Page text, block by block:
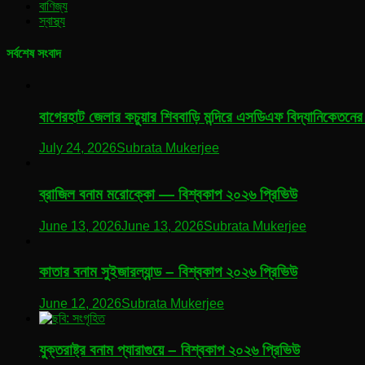
বাণিজ্য
স্বাস্থ্য
সর্বশেষ সংবাদ
বাগেরহাট জেলার কচুয়ার শিববাড়ি মন্দিরে এসডিএফ
July 24, 2026Subrata Mukerjee
ব্রাজিল বনাম মরোক্কো — বিশ্বকাপ ২০২৬ প্রিভিউ
June 13, 2026June 13, 2026Subrata Mukerjee
কাতার বনাম সুইজারল্যান্ড – বিশ্বকাপ ২০২৬ প্রিভিউ
June 12, 2026Subrata Mukerjee
যুক্তরাষ্ট্র বনাম প্যারাগুয়ে – বিশ্বকাপ ২০২৬ প্রিভিউ